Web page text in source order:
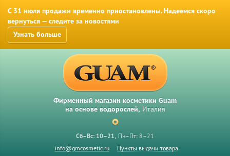
С 31 июля продажи временно приостановлены. Надеемся скоро
вернуться — следите за новостями
Узнать больше
Фирменный магазин косметики Guam
на основе водорослей, Италия
Пн–Пт: 8–21
Сб–Вс: 10–21
info@gmcosmetic.ru Пункты выдачи товара